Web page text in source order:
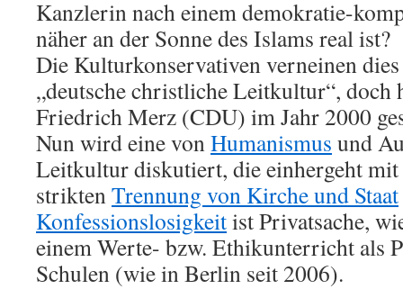
Kanzlerin nach einem demokratie-
näher an der Sonne des Islams real ist?
Die Kulturkonservativen verneinen
„deutsche christliche Leitkultur“, doch
Friedrich Merz (CDU) im Jahr 2000
Nun wird eine vonHumanismus und
Leitkultur diskutiert, die einhergeht
striktenTrennung von Kirche und Staat
Konfessionslosigkeitist Privatsache,
einem Werte- bzw. Ethikunterricht als
Schulen (wie in Berlin seit 2006).